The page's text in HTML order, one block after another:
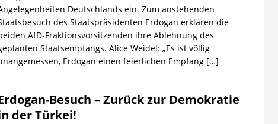
Deutschlands ein. Zum anstehenden
des Staatspräsidenten Erdogan erklären die
AfD-Fraktionsvorsitzenden ihre Ablehnung des
Staatsempfangs. Alice Weidel: „Es ist völlig
Erdogan einen feierlichen Empfang […]
Besuch – Zurück zur Demokratie
der Türkei!